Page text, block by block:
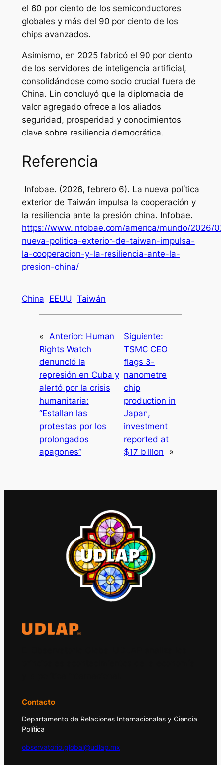
el 60 por ciento de los semiconductores
globales y más del 90 por ciento de los
chips avanzados.
Asimismo, en 2025 fabricó el 90 por ciento
de los servidores de inteligencia artificial,
consolidándose como socio crucial fuera de
China. Lin concluyó que la diplomacia de
valor agregado ofrece a los aliados
seguridad, prosperidad y conocimientos
clave sobre resiliencia democrática.
Referencia
Infobae. (2026, febrero 6). La nueva política
exterior de Taiwán impulsa la cooperación y
la resiliencia ante la presión china. Infobae.
https://www.infobae.com/america/mundo/2026/
nueva-politica-exterior-de-taiwan-impulsa-
la-cooperacion-y-la-resiliencia-ante-la-
presion-china/
China EEUU Taiwán
« Anterior: Human
Rights Watch
denunció la
represión en Cuba y
alertó por la crisis
humanitaria:
“Estallan las
protestas por los
prolongados
apagones”
Siguiente:
TSMC CEO
flags 3-
nanometre
chip
production in
Japan,
investment
reported at
$17 billion
»
Contacto
Departamento de Relaciones Internacionales y Ciencia
Política
observatorio.global@udlap.mx